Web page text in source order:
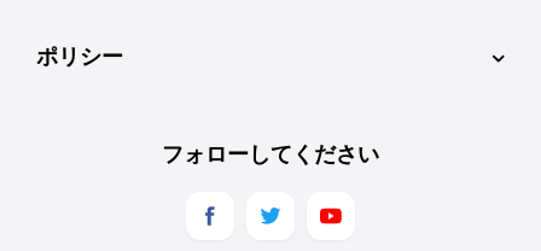
ポリシー
フォローしてください